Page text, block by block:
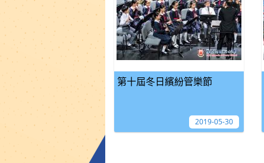
第十屆冬日繽紛管樂節
2019-05-30